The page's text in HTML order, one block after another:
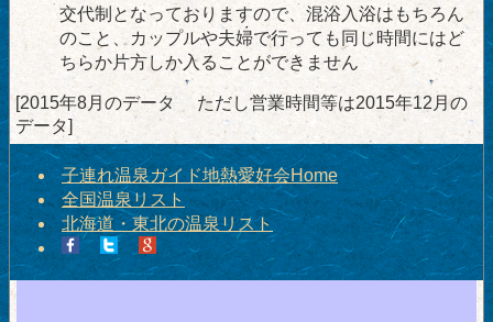
交代制となっておりますので、混浴入浴はもちろん
のこと、カップルや夫婦で行っても同じ時間にはど
ちらか片方しか入ることができません
[2015年8月のデータ ただし営業時間等は2015年12月の
データ]
子連れ温泉ガイド地熱愛好会Home
全国温泉リスト
北海道・東北の温泉リスト